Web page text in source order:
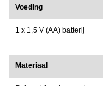
Voeding
1 x 1,5 V (AA) batterij
Materiaal